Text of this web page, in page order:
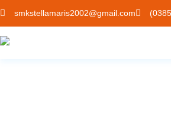
smkstellamaris2002@gmail.com